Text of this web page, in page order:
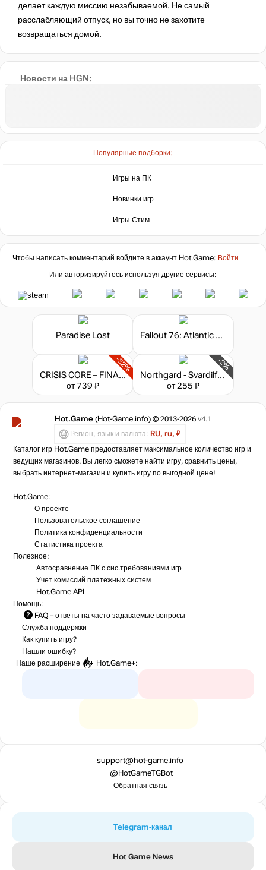
Новости на HGN:
Популярные подборки:
Игры на ПК
Новинки игр
Игры Стим
делает каждую миссию незабываемой. Не самый
расслабляющий отпуск, но вы точно не захотите
возвращаться домой​​​​.
Чтобы написать комментарий войдите в аккаунт Hot.Game: Войти
Или авторизируйтесь используя другие сервисы:
Paradise Lost Fallout 76: Atlantic City - Boardwalk Paradise Deluxe Edition
-32%
CRISIS CORE – FINAL FANTASY VII – REUNION
от 739 ₽
-2%
Northgard - Svardilfari, Clan of the Horse
от 255 ₽
Hot.Game (Hot-Game.info) © 2013-2026 v4.1
Регион, язык и валюта: RU, ru, ₽
Каталог игр Hot.Game предоставляет максимальное количество игр и
ведущих магазинов. Вы легко сможете найти игру, сравнить цены,
выбрать интернет-магазин и купить игру по выгодной цене!
Hot.Game:
О проекте
Пользовательское соглашение
Политика конфиденциальности
Статистика проекта
Полезное:
Автосравнение ПК с сис.требованиями игр
Учет комиссий платежных систем
Hot.Game API
Помощь:
FAQ – ответы на часто задаваемые вопросы
Служба поддержки
Как купить игру?
Нашли ошибку?
Наше расширение
Hot.Game+:
support@hot-game.info
@HotGameTGBot
Обратная связь
Telegram-канал
Hot Game News